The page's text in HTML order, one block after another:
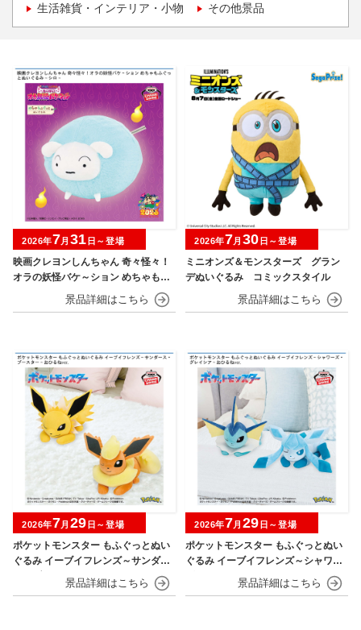
生活雑貨・インテリア・小物 その他景品
映画クレヨンしんちゃん 奇々怪々！
オラの妖怪バケ～ション めちゃもふ
ぐっとぬいぐるみ シロ
2026年7月 31 日～登場
ミニオンズ＆モンスターズ グラン
デぬいぐるみ コミックスタイル
2026年7月 30 日～登場
ポケットモンスター もふぐっとぬい
ぐるみ イーブイフレンズ～サンダー
ス・ブースター～おひるねver.
2026年7月 29 日～登場
ポケットモンスター もふぐっとぬい
ぐるみ イーブイフレンズ～シャワー
ズ・グレイシア～おひるねver.
2026年7月 29 日～登場